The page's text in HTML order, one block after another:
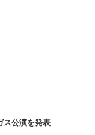
ス公演を発表